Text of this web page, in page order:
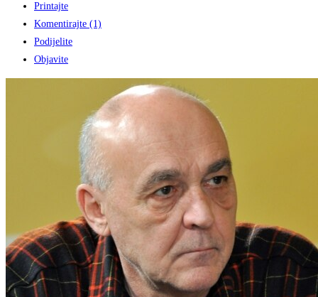
Printajte
Komentirajte (1)
Podijelite
Objavite